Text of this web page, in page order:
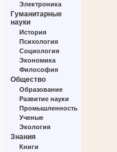
Электроника
Гуманитарные
науки
История
Психология
Социология
Экономика
Философия
Общество
Образование
Развитие науки
Промышленность
Ученые
Экология
Знания
Книги